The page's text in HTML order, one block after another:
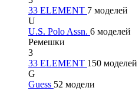
33 ELEMENT 7 моделей
U
U.S. Polo Assn. 6 моделей
Ремешки
3
33 ELEMENT 150 моделей
G
Guess 52 модели